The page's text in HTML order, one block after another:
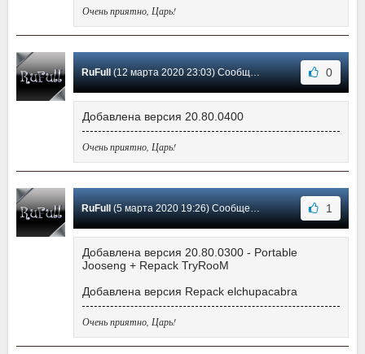
Очень приятно, Царь!
RuFull(12 марта 2020 23:03) Сообщение #596 0
Добавлена версия 20.80.0400
Очень приятно, Царь!
RuFull(5 марта 2020 19:26) Сообщение #595 1
Добавлена версия 20.80.0300 - Portable
Jooseng + Repack TryRooM
Добавлена версия Repack elchupacabra
Очень приятно, Царь!